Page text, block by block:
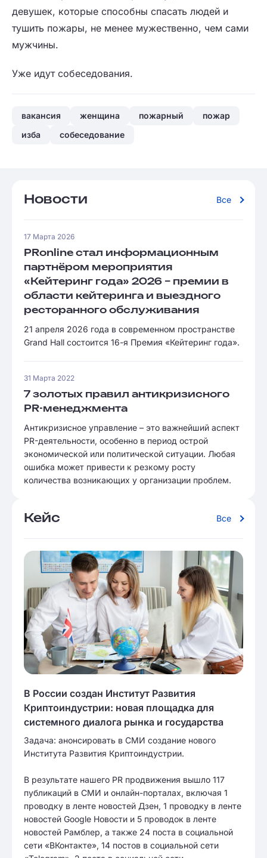
девушек, которые способны спасать людей и
тушить пожары, не менее мужественно, чем сами
мужчины.
Уже идут собеседования.
вакансия женщина пожарный
пожар
изба
собеседование
Новости Все
17 Марта 2026
PRonline стал информационным
партнёром мероприятия
«Кейтеринг года» 2026 – премии в
области кейтеринга и выездного
ресторанного обслуживания
21 апреля 2026 года в современном пространстве
Grand Hall состоится 16-я Премия «Кейтеринг года».
31 Марта 2022
7 золотых правил антикризисного
PR-менеджмента
Антикризисное управление – это важнейший аспект
PR-деятельности, особенно в период острой
экономической или политической ситуации. Любая
ошибка может привести к резкому росту
количества возникающих у организации проблем.
Кейс Все
В России создан Институт Развития
Криптоиндустрии: новая площадка для
системного диалога рынка и государства
Задача: анонсировать в СМИ создание нового
Института Развития Криптоиндустрии.
В результате нашего PR продвижения вышло 117
публикаций в СМИ и онлайн-порталах, включая 1
проводку в ленте новостей Дзен, 1 проводку в ленте
новостей Google Новости и 5 проводок в ленте
новостей Рамблер, а также 24 поста в социальной
сети «ВКонтакте», 14 постов в социальной сети